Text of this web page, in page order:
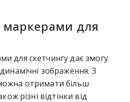
для
для скетчингу дає змогу
зображення. З
отримати більш
різні відтінки від